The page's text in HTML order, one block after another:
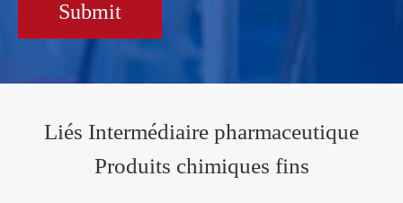
Submit
Liés Intermédiaire pharmaceutique
Produits chimiques fins